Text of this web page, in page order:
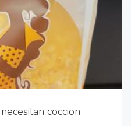
coccion